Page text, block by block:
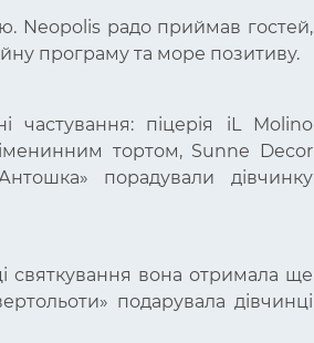
Neopolis радо приймав гостей,
програму та море позитиву.
частування: піцерія iL Molino
тортом, Sunne Decor
порадували дівчинку
святкування вона отримала ще
подарувала дівчинці